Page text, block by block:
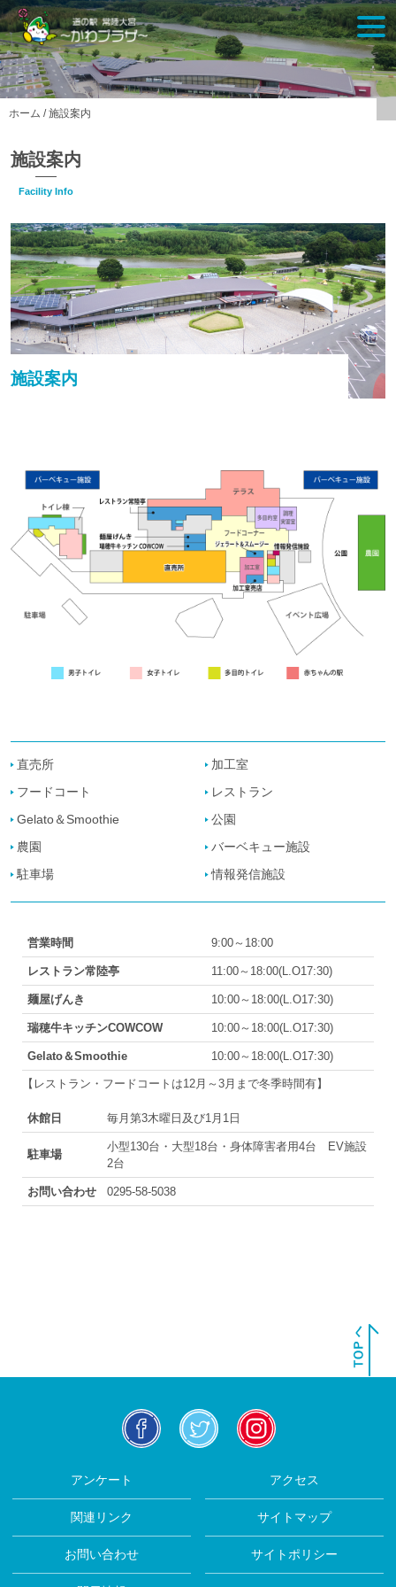
Skip
to
content
ホーム /施設案内
施設案内
Facility Info
施設案内
直売所
加工室
フードコート
レストラン
Gelato＆Smoothie
公園
農園
バーベキュー施設
駐車場
情報発信施設
営業時間 9:00～18:00
レストラン常陸亭 11:00～18:00(L.O17:30)
麺屋げんき 10:00～18:00(L.O17:30)
瑞穂牛キッチンCOWCOW 10:00～18:00(L.O17:30)
Gelato＆Smoothie 10:00～18:00(L.O17:30)
【レストラン・フードコートは12月～3月まで冬季時間有】
休館日 毎月第3木曜日及び1月1日
駐車場
小型130台・大型18台・身体障害者用4台 EV施設
2台
お問い合わせ 0295-58-5038
アンケート
アクセス
関連リンク サイトマップ
お問い合わせ サイトポリシー